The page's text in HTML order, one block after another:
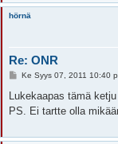
hörnä
Re: ONR
V
e
t
Ke Syys 07, 2011 10:40
Lukekaapas tämä
PS. Ei tartte olla